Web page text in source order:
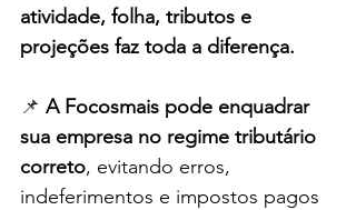
atividade, folha, tributos e
projeções faz toda a diferença.
📌 A Focosmais pode enquadrar
sua empresa no regime tributário
correto, evitando erros,
indeferimentos e impostos pagos